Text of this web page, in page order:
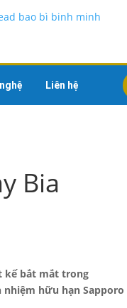
Liên hệ
Bia
kế bắt mắt trong
hữu hạn Sapporo